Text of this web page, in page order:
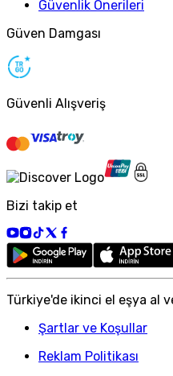
Güvenlik Önerileri
Güven Damgası
Güvenli Alışveriş
Bizi takip et
Türkiye'de ikinci el eşya al
Şartlar ve Koşullar
Reklam Politikası